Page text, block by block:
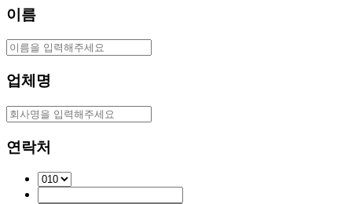
이름
업체명
연락처